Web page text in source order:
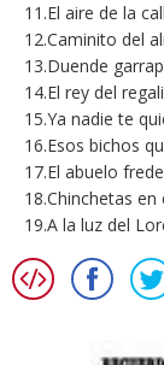
11.El aire de la
12.Caminito del
13.Duende
14.El rey del
15.Ya nadie te
16.Esos bichos
17.El abuelo
18.Chinchetas en
19.A la luz del